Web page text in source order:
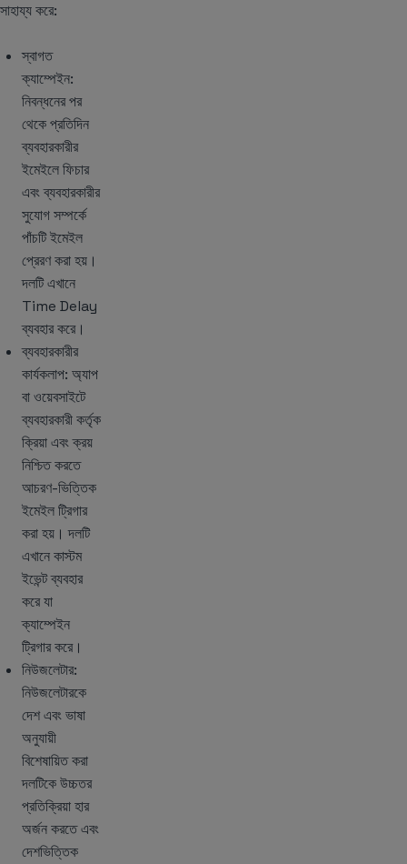
সাহায্য করে:
স্বাগত
ক্যাম্পেইন:
নিবন্ধনের পর
থেকে প্রতিদিন
ব্যবহারকারীর
ইমেইলে ফিচার
এবং ব্যবহারকারীর
সুযোগ সম্পর্কে
পাঁচটি ইমেইল
প্রেরণ করা হয়।
দলটি এখানে
Time Delay
ব্যবহার করে।
ব্যবহারকারীর
কার্যকলাপ: অ্যাপ
বা ওয়েবসাইটে
ব্যবহারকারী কর্তৃক
ক্রিয়া এবং ক্রয়
নিশ্চিত করতে
আচরণ-ভিত্তিক
ইমেইল ট্রিগার
করা হয়। দলটি
এখানে কাস্টম
ইভেন্ট ব্যবহার
করে যা
ক্যাম্পেইন
ট্রিগার করে।
নিউজলেটার:
নিউজলেটারকে
দেশ এবং ভাষা
অনুযায়ী
বিশেষায়িত করা
দলটিকে উচ্চতর
প্রতিক্রিয়া হার
অর্জন করতে এবং
দেশভিত্তিক